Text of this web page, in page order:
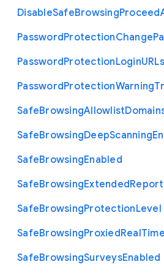
DisableSafeBrowsingProceed
PasswordProtectionChange
PasswordProtectionLoginURLs
PasswordProtectionWarning
SafeBrowsingAllowlist
SafeBrowsingDeepScanning
SafeBrowsingEnabled
SafeBrowsingExtended
SafeBrowsingProtectionLevel
SafeBrowsingProxiedRealTime
SafeBrowsingSurveysEnabled